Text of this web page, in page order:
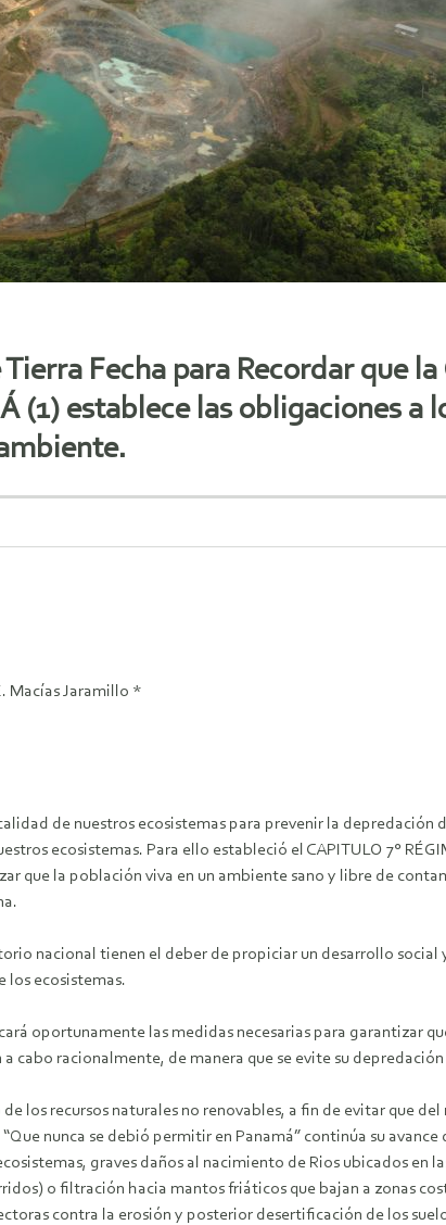
Fecha para Recordar que
(1) establece las obligaciones a
Macías Jaramillo *
de nuestros ecosistemas para prevenir la
ecosistemas. Para ello estableció el CAPITULO 7°
que la población viva en un ambiente sano y libre de
nacional tienen el deber de propiciar un desarrollo
los ecosistemas.
oportunamente las medidas necesarias para garantizar
cabo racionalmente, de manera que se evite su
los recursos naturales no renovables, a fin de evitar que
nunca se debió permitir en Panamá” continúa su
graves daños al nacimiento de Rios ubicados en
o filtración hacia mantos friáticos que bajan a zonas
contra la erosión y posterior desertificación de los